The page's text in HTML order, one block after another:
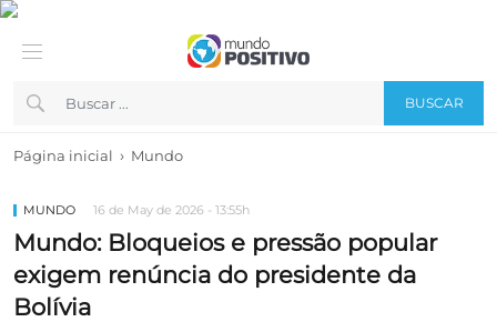
BUSCAR
Página inicial › Mundo
MUNDO 16 de May de 2026 - 13:55h
Mundo: Bloqueios e pressão popular
exigem renúncia do presidente da
Bolívia